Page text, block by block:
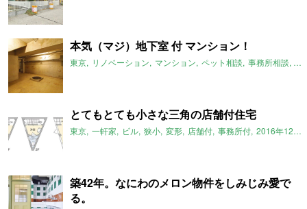
本気（マジ）地下室 付 マンション！
東京 リノベーション マンション ペット相談 事務所相談 地
とてもとても小さな三角の店舗付住宅
東京 一軒家 ビル 狭小 変形 店舗付 事務所付 2016年12月のおすすめ
築42年。なにわのメロン物件をしみじみ愛で
る。